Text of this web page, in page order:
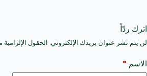
اترك ردّاً
لن يتم نشر عنوان بريدك الإلكتروني. الحقول الإلزامية
الاسم *
A
t
e